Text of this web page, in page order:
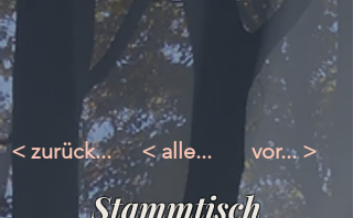
< zurück... < alle... vor... >
Stammtisch